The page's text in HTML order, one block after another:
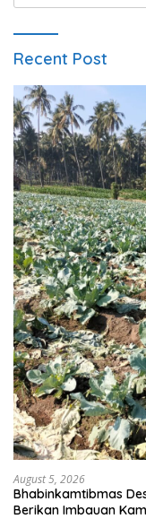
Recent Post
August 5, 2026
Bhabinkamtibmas
Berikan Imbauan